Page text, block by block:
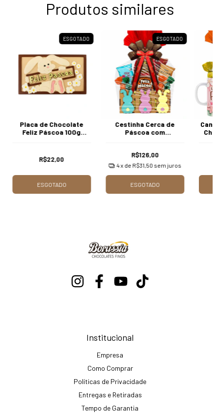
Produtos similares
ESGOTADO
Placa de Chocolate
Feliz Páscoa 100g
R$22,00
ESGOTADO
ESGOTADO
Cestinha Cerca de
Páscoa com
R$126,00
4x de R$31,50 sem juros
ESGOTADO
Institucional
Empresa
Como Comprar
Políticas de Privacidade
Entregas e Retiradas
Tempo de Garantia